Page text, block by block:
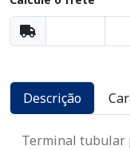
Descrição
Terminal tubular